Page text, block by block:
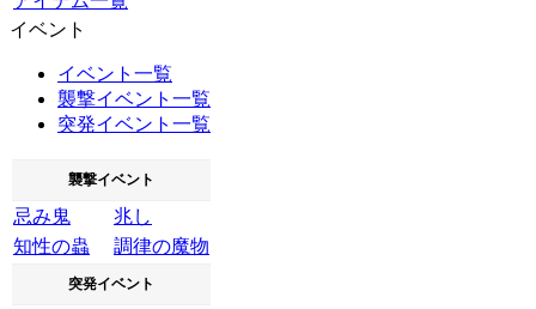
イベント
イベント一覧
襲撃イベント一覧
突発イベント一覧
襲撃イベント
忌み鬼
兆し
知性の蟲
調律の魔物
突発イベント